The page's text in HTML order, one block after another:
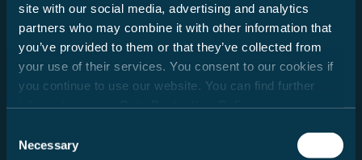
site with our social media, advertising and analytics
partners who may combine it with other information that
you’ve provided to them or that they’ve collected from
your use of their services. You consent to our cookies if
you continue to use our website. You can find further
Selection
Necessary
Tecnologia di bordo ad alta
efficienza energetica
Moderni frigoriferi, sistemi di riscaldamento economici ed
viaggio.